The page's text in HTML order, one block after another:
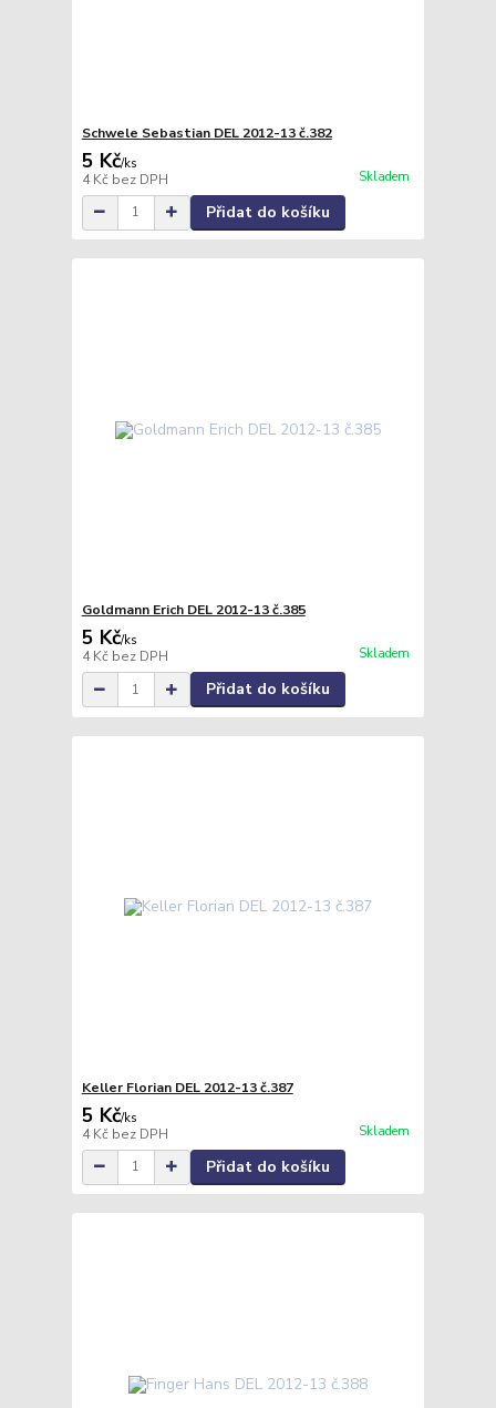
Schwele Sebastian DEL 2012-13 č.382
5 Kč/ks
4 Kč bez DPH Skladem
Přidat do košíku
Goldmann Erich DEL 2012-13 č.385
5 Kč/ks
4 Kč bez DPH Skladem
Přidat do košíku
Keller Florian DEL 2012-13 č.387
5 Kč/ks
4 Kč bez DPH Skladem
Přidat do košíku